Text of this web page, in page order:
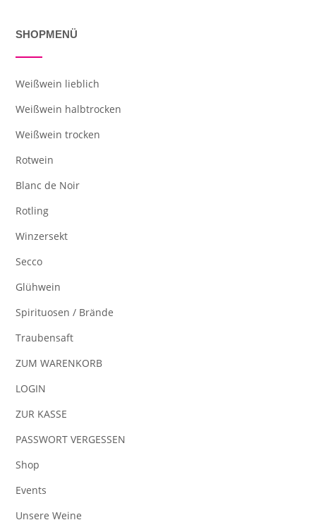
SHOPMENÜ
Weißwein lieblich
Weißwein halbtrocken
Weißwein trocken
Rotwein
Blanc de Noir
Rotling
Winzersekt
Secco
Glühwein
Spirituosen / Brände
Traubensaft
ZUM WARENKORB
LOGIN
ZUR KASSE
PASSWORT VERGESSEN
Shop
Events
Unsere Weine